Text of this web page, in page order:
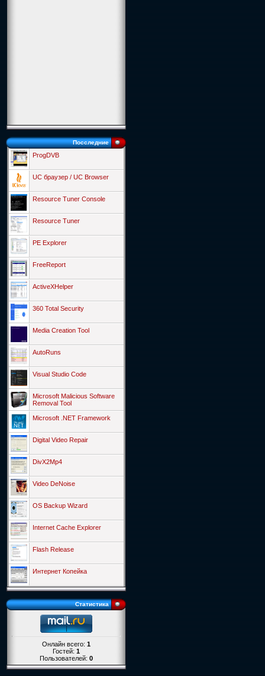
Посследние
ProgDVB
UC браузер / UC Browser
Resource Tuner Console
Resource Tuner
PE Explorer
FreeReport
ActiveXHelper
360 Total Security
Media Creation Tool
AutoRuns
Visual Studio Code
Microsoft Malicious Software
Removal Tool
Microsoft .NET Framework
Digital Video Repair
DivX2Mp4
Video DeNoise
OS Backup Wizard
Internet Cache Explorer
Flash Release
Интернет Копейка
Статистика
Онлайн всего:1
Гостей:1
Пользователей:0